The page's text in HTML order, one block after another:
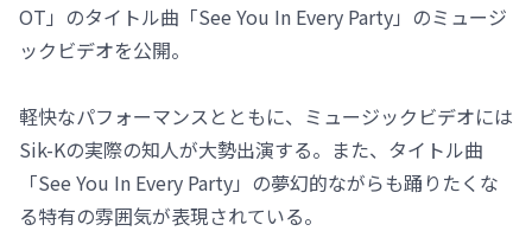
OT」のタイトル曲「See You In Every Party」のミュージ
ックビデオを公開。
軽快なパフォーマンスとともに、ミュージックビデオには
Sik-Kの実際の知人が大勢出演する。また、タイトル曲
「See You In Every Party」の夢幻的ながらも踊りたくな
る特有の雰囲気が表現されている。